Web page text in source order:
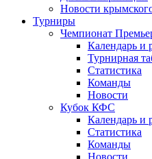
Новости
Турниры
Чемпионат
Календарь и
Турнирная
Статистика
Команды
Новости
Кубок КФС
Календарь и
Статистика
Команды
Новости